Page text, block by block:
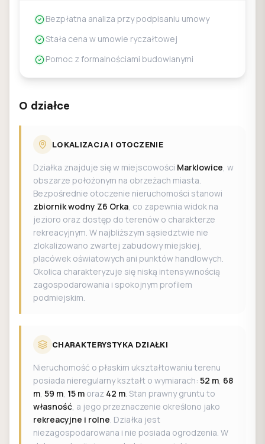
Bezpłatna analiza przy podpisaniu umowy
Stała cena w umowie ryczałtowej
Pomoc z formalnościami budowlanymi
O działce
LOKALIZACJA I OTOCZENIE
Działka znajduje się w miejscowości Marklowice, w
obszarze położonym na obrzeżach miasta.
Bezpośrednie otoczenie nieruchomości stanowi
zbiornik wodny Z6 Orka, co zapewnia widok na
jezioro oraz dostęp do terenów o charakterze
rekreacyjnym. W najbliższym sąsiedztwie nie
zlokalizowano zwartej zabudowy miejskiej,
placówek oświatowych ani punktów handlowych.
Okolica charakteryzuje się niską intensywnością
zagospodarowania i spokojnym profilem
podmiejskim.
CHARAKTERYSTYKA DZIAŁKI
Nieruchomość o płaskim ukształtowaniu terenu
posiada nieregularny kształt o wymiarach: 52 m, 68
m, 59 m, 15 m oraz 42 m. Stan prawny gruntu to
własność, a jego przeznaczenie określono jako
rekreacyjne i rolne. Działka jest
niezagospodarowana i nie posiada ogrodzenia. W